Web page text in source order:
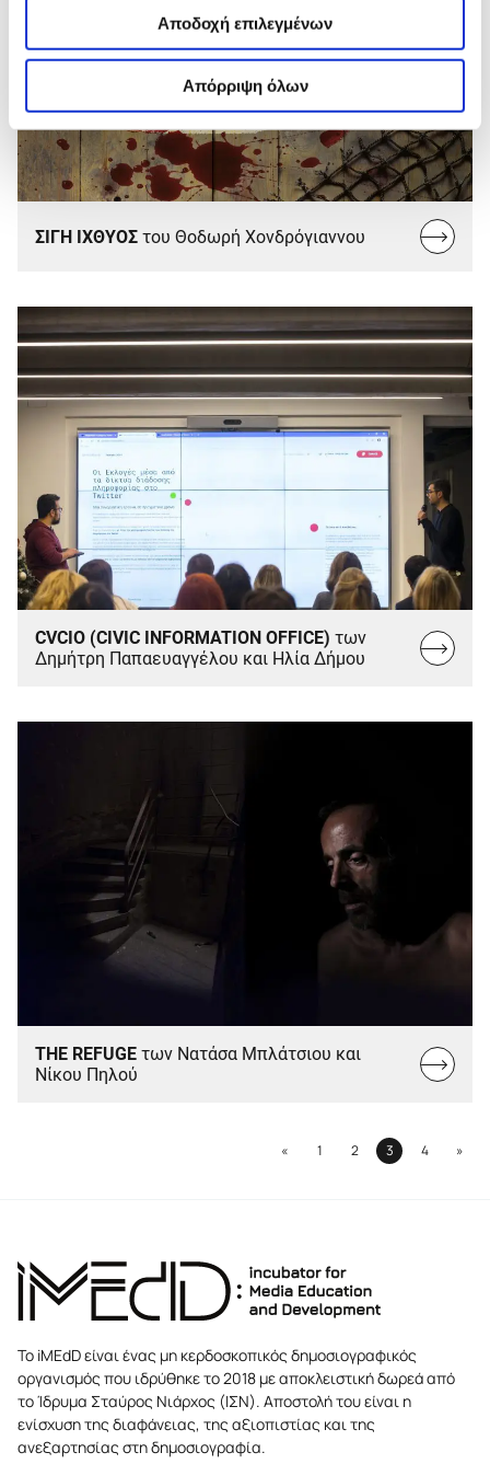
Αποδοχή επιλεγμένων
Απόρριψη όλων
ΣΙΓΗ ΙΧΘΥΟΣ του Θοδωρή Χονδρόγιαννου
Read
more...
CVCIO (CIVIC INFORMATION OFFICE) των
Δημήτρη Παπαευαγγέλου και Ηλία Δήμου
Read
more...
THE REFUGE των Νατάσα Μπλάτσιου και
Νίκου Πηλού
Read
more...
«PreviousPage
1 Page
2 Page
3 Page
4 »Next
Το iMEdD είναι ένας μη κερδοσκοπικός δημοσιογραφικός
οργανισμός που ιδρύθηκε το 2018 με αποκλειστική δωρεά από
το Ίδρυμα Σταύρος Νιάρχος (ΙΣΝ). Αποστολή του είναι η
ενίσχυση της διαφάνειας, της αξιοπιστίας και της
ανεξαρτησίας στη δημοσιογραφία.